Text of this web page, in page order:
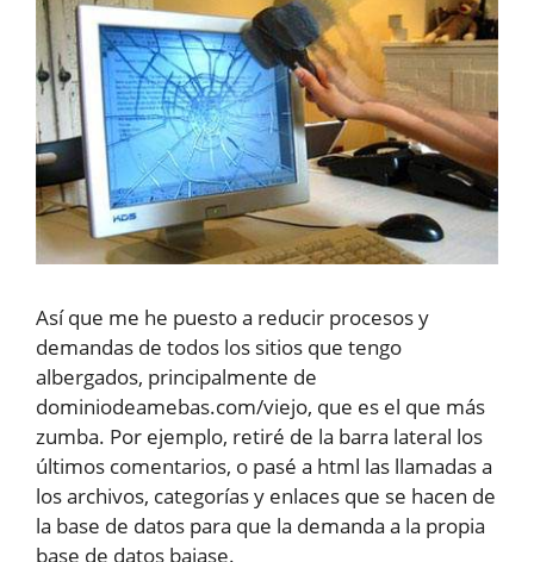
Así que me he puesto a reducir procesos y
demandas de todos los sitios que tengo
albergados, principalmente de
dominiodeamebas.com/viejo, que es el que más
zumba. Por ejemplo, retiré de la barra lateral los
últimos comentarios, o pasé a html las llamadas a
los archivos, categorías y enlaces que se hacen de
la base de datos para que la demanda a la propia
base de datos bajase.